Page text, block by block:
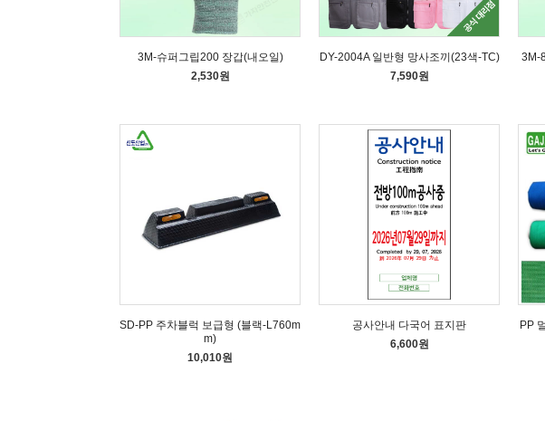
3M-슈퍼그립200 장갑(내오일)
2,530원
DY-2004A 일반형 망사조끼(23색-TC)
7,590원
3M-
SD-PP 주차블럭 보급형 (블랙-L760m
m)
10,010원
공사안내 다국어 표지판
6,600원
PP